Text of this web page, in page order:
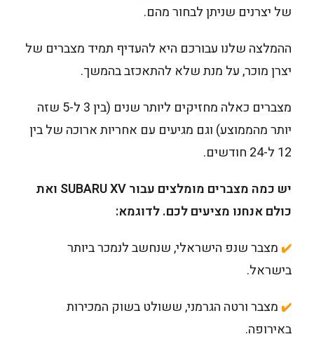
של יצרנים שניתן לבחור מהם.
ההמלצה שלנו עבורכם היא להעדיף תמיד מצברים של
יצרן מוכר, על מנת שלא להתאכזב בהמשך.
מצברים כאלה מחזיקים ליותר שנים (בין 3 ל-5 שזה
יותר מהממוצע) וגם מגיעים עם אחריות ארוכה של בין
12 ל-24 חודשים.
יש כמה מצברים מומלצים עבור SUBARU XV ואת
כולם אנחנו מציעים לכם. לדוגמא:
✔️ מצבר שנפ הישראלי, שנחשב לנמכר ביותר
בישראל.
✔️ מצבר ורטה הגרמני, ששולט בשוק המכירות
באירופה.